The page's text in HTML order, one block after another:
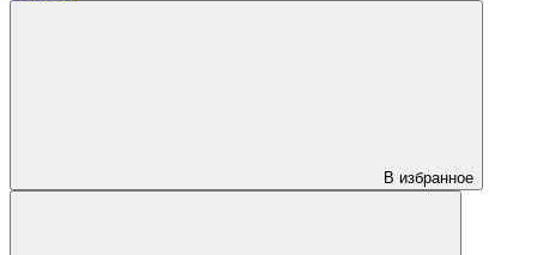
В избранное